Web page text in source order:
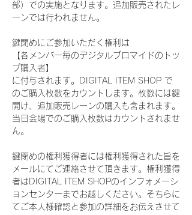
部）での実施となります。追加販売されたレ
ーンでは行われません。
鍵閉めにご参加いただく権利は
【各メンバー毎のデジタルブロマイドのトッ
プ購入者】
に付与されます。DIGITAL ITEM SHOP で
のご購入枚数をカウントします。枚数には鍵
開け、追加販売レーンの購入も含まれます。
当日会場でのご購入枚数はカウントされませ
ん。
鍵閉めの権利獲得者には権利獲得された旨を
メールにてご連絡させて頂きます。権利獲得
者はDIGITAL ITEM SHOPのインフォメーシ
ョンセンターまでお越しください。そちらに
てご本人様確認と参加の詳細をお伝えさせて